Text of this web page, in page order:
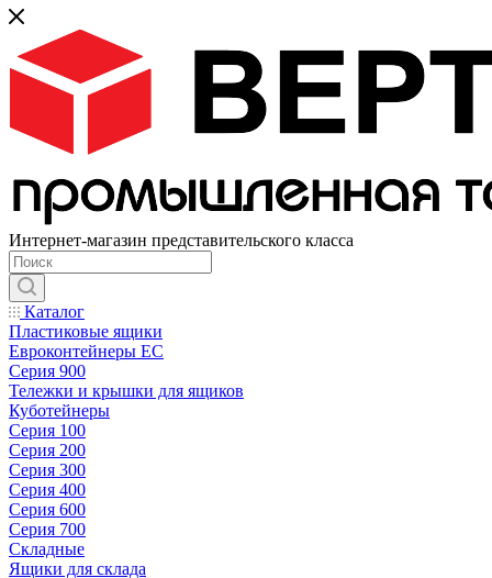
Интернет-магазин представительского класса
Каталог
Пластиковые ящики
Евроконтейнеры ЕС
Серия 900
Тележки и крышки для ящиков
Куботейнеры
Серия 100
Серия 200
Серия 300
Серия 400
Серия 600
Серия 700
Складные
Ящики для склада